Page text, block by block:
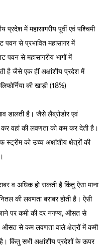
में महासागरीय पूर्वी एवं पश्चिमी
से प्रभावित महासागर में
से महासागरीय भागों में
है जैसे एक हीं अक्षांशीय प्रदेश में
की खाड़ी (18%)
डालती है। जैसे लैब्रोडोर एवं
कर वहां की लवणता को कम कर देती है।
स्ट्रीम को उच्च अक्षांशीय क्षेत्रों की
व अधिक हो सकती है किंतु ऐसा माना
की लवणता बराबर होती है। ऐसी
पर कमी की दर नगण्य, औसत से
औसत से कम लवणता वाले क्षेत्रों में कमी
किंतु सभी अक्षांशीय प्रदेशों के ऊपर